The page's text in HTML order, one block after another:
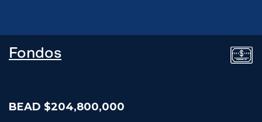
Fondos
BEAD $204,800,000